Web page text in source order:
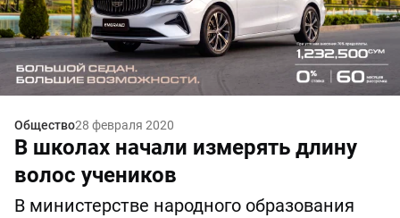
Общество28 февраля 2020
В школах начали измерять длину
волос учеников
В министерстве народного образования